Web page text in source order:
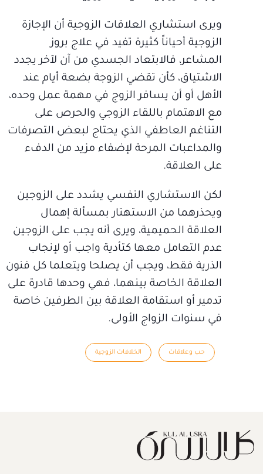
ويرى استشاري العلاقات الزوجية أن الإجازة
الزوجية أحياناً كثيرة تفيد في علاج بروز
المشاعر، فالابتعاد الجسدي من آن لآخر يجدد
الاشتياق، كأن تقضي الزوجة بضعة أيام عند
الأهل أو أن يسافر الزوج في مهمة عمل وحده،
مع الاهتمام باللقاء الزوجي والحرص على
التناغم العاطفي الذي يحتاج لبعض التصرفات
والمداعبات المرحة لإضفاء مزيد من الدفء
على العلاقة.
لكن الاستشاري النفسي يشدد على الزوجين
ويحذرهما من الاستهتار بمسألة إهمال
العلاقة الحميمية، ويرى أنه يجب على الزوجين
عدم التعامل معها كتأدية واجب أو لإنجاب
الذرية فقط، ويجب أن يصلحا ويتعلما كل فنون
العلاقة الخاصة بينهما، فهي وحدها قادرة على
تدمير أو استقامة العلاقة بين الطرفين خاصة
في سنوات الزواج الأولى.
حب وعلاقات الخلافات الزوجية